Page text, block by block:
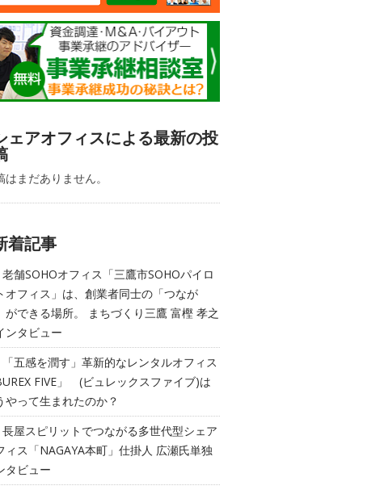
ェアオフィスによる最新の投
はまだありません。
着記事
老舗SOHOオフィス「三鷹市SOHOパイロ
オフィス」は、創業者同士の「つなが
ができる場所。 まちづくり三鷹 富樫 孝之
ンタビュー
「五感を潤す」革新的なレンタルオフィス
FIVE」 (ビュレックスファイブ)は
やって生まれたのか？
長屋スピリットでつながる多世代型シェア
ィス「NAGAYA本町」仕掛人 広瀬氏単独
タビュー